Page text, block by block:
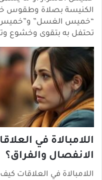
الكنيسة بصلاة وطقوس
“خميس الغسل” و”خميس
تحتفل به بتقوى وخشوع
اللامبالاة في
الانفصال والفراق؟
اللامبالاة في العلاقات